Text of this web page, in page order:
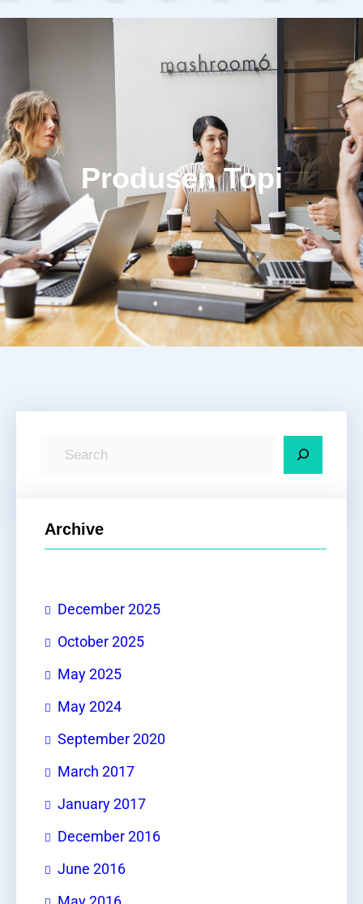
Produsen Topi
Archive
December 2025
October 2025
May 2025
May 2024
September 2020
March 2017
January 2017
December 2016
June 2016